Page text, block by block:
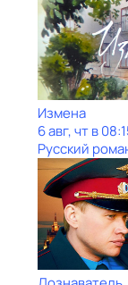
Измена
6 авг, чт в
Русский